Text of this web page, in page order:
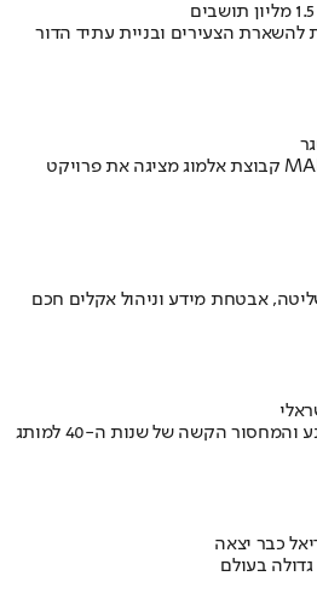
להשארת הצעירים ובניית עתיד הדור
קבוצת אלמוג מציגה את פרויקט MALA: מגדלי הפרימיום האחרונים
אבטחת מידע וניהול אקלים חכם
איך אסם הפכה את תקופת הצנע והמחסור הקשה של שנות ה-40 למותג
כבר יצאה
בעולם